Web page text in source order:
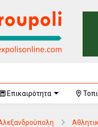
Επικαιρότητα